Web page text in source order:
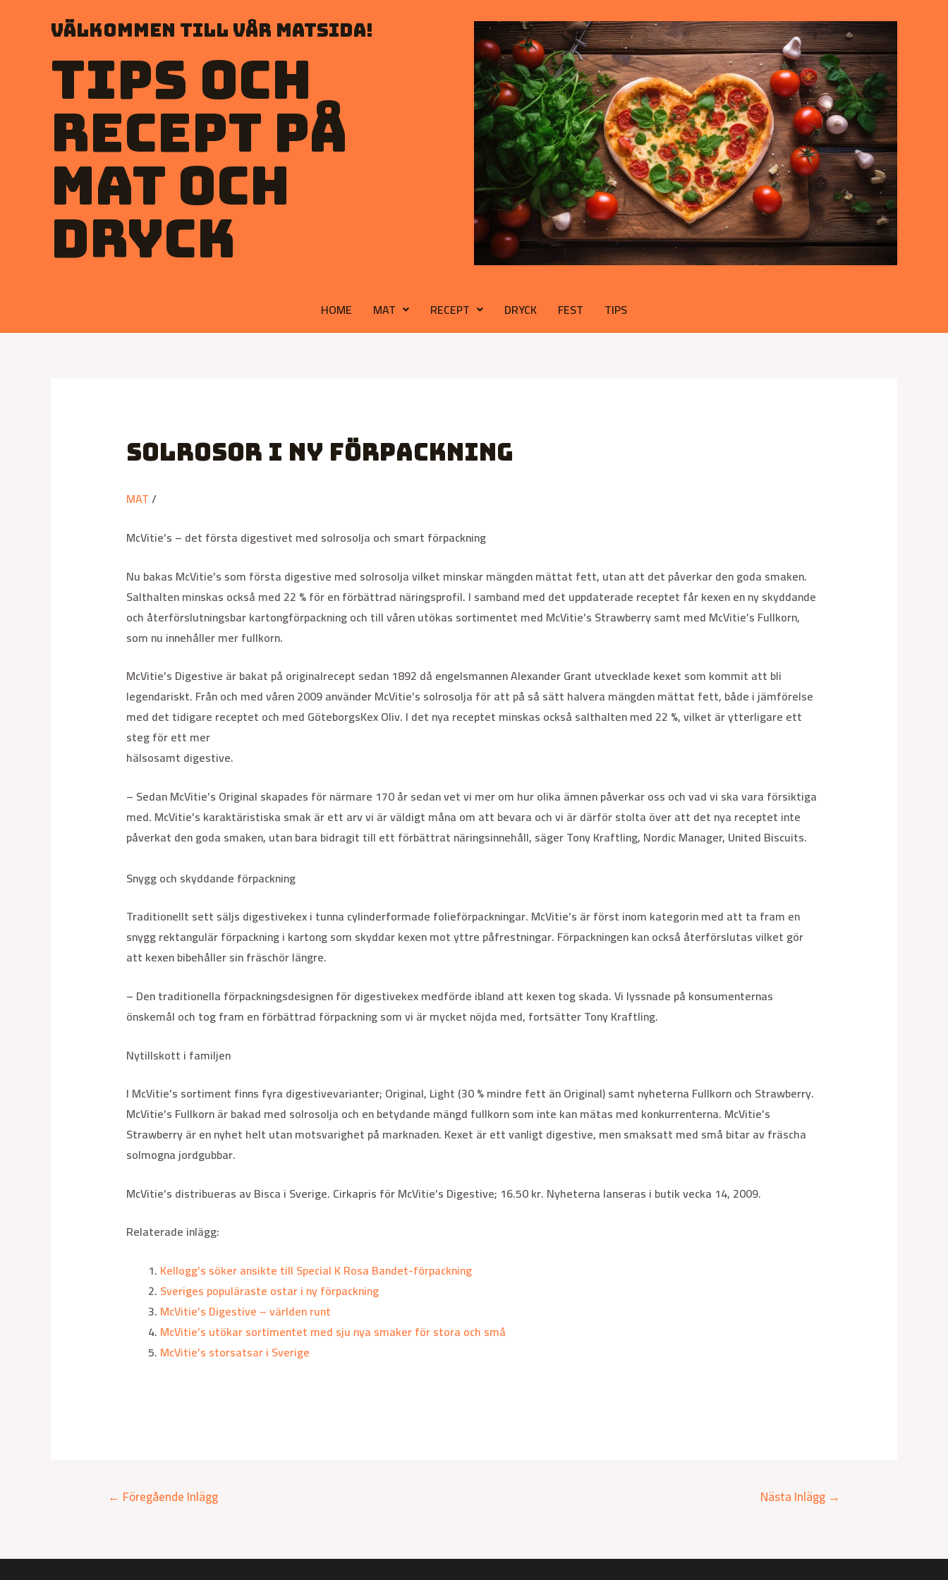
Välkommen till vår matsida!
Tips och
recept på
mat och
dryck
HOME MAT RECEPT DRYCK FEST TIPS
Solrosor i ny förpackning
MAT/
McVitie’s – det första digestivet med solrosolja och smart förpackning
Nu bakas McVitie’s som första digestive med solrosolja vilket minskar mängden mättat fett, utan att det påverkar den goda smaken.
Salthalten minskas också med 22 % för en förbättrad näringsprofil. I samband med det uppdaterade receptet får kexen en ny skyddande
och återförslutningsbar kartongförpackning och till våren utökas sortimentet med McVitie’s Strawberry samt med McVitie’s Fullkorn,
som nu innehåller mer fullkorn.
McVitie’s Digestive är bakat på originalrecept sedan 1892 då engelsmannen Alexander Grant utvecklade kexet som kommit att bli
legendariskt. Från och med våren 2009 använder McVitie’s solrosolja för att på så sätt halvera mängden mättat fett, både i jämförelse
med det tidigare receptet och med GöteborgsKex Oliv. I det nya receptet minskas också salthalten med 22 %, vilket är ytterligare ett
steg för ett mer
hälsosamt digestive.
– Sedan McVitie’s Original skapades för närmare 170 år sedan vet vi mer om hur olika ämnen påverkar oss och vad vi ska vara försiktiga
med. McVitie’s karaktäristiska smak är ett arv vi är väldigt måna om att bevara och vi är därför stolta över att det nya receptet inte
påverkat den goda smaken, utan bara bidragit till ett förbättrat näringsinnehåll, säger Tony Kraftling, Nordic Manager, United Biscuits.
Snygg och skyddande förpackning
Traditionellt sett säljs digestivekex i tunna cylinderformade folieförpackningar. McVitie’s är först inom kategorin med att ta fram en
snygg rektangulär förpackning i kartong som skyddar kexen mot yttre påfrestningar. Förpackningen kan också återförslutas vilket gör
att kexen bibehåller sin fräschör längre.
– Den traditionella förpackningsdesignen för digestivekex medförde ibland att kexen tog skada. Vi lyssnade på konsumenternas
önskemål och tog fram en förbättrad förpackning som vi är mycket nöjda med, fortsätter Tony Kraftling.
Nytillskott i familjen
I McVitie’s sortiment finns fyra digestivevarianter; Original, Light (30 % mindre fett än Original) samt nyheterna Fullkorn och Strawberry.
McVitie’s Fullkorn är bakad med solrosolja och en betydande mängd fullkorn som inte kan mätas med konkurrenterna. McVitie’s
Strawberry är en nyhet helt utan motsvarighet på marknaden. Kexet är ett vanligt digestive, men smaksatt med små bitar av fräscha
solmogna jordgubbar.
McVitie’s distribueras av Bisca i Sverige. Cirkapris för McVitie’s Digestive; 16.50 kr. Nyheterna lanseras i butik vecka 14, 2009.
Relaterade inlägg:
Kellogg’s söker ansikte till Special K Rosa Bandet-förpackning
Sveriges populäraste ostar i ny förpackning
McVitie’s Digestive – världen runt
McVitie’s utökar sortimentet med sju nya smaker för stora och små
McVitie’s storsatsar i Sverige
← Föregående Inlägg Nästa Inlägg →